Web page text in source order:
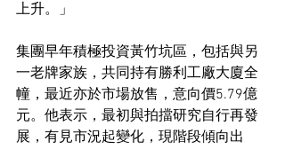
上升。」
集團早年積極投資黃竹坑區，包括與另
一老牌家族，共同持有勝利工廠大廈全
幢，最近亦於市場放售，意向價5.79億
元。他表示，最初與拍擋研究自行再發
展，有見市況起變化，現階段傾向出